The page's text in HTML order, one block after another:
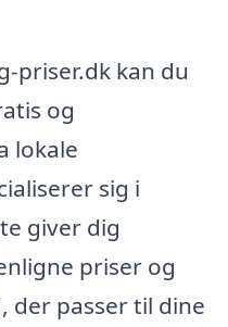
priser.dk kan du
og
lokale
sig i
giver dig
priser og
der passer til dine